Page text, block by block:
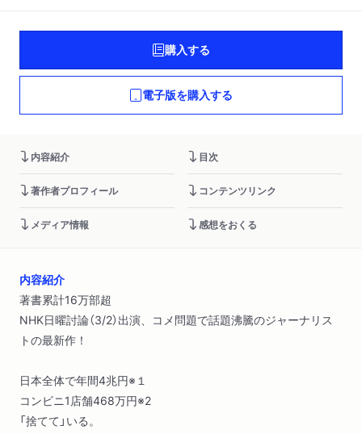
購入する
電子版を購入する
内容紹介 目次
著作者プロフィール コンテンツリンク
メディア情報 感想をおくる
内容紹介
著書累計16万部超
NHK日曜討論（3/2）出演、コメ問題で話題沸騰のジャーナリス
トの最新作！
日本全体で年間4兆円※１
コンビニ1店舗468万円※2
「捨てて」いる。